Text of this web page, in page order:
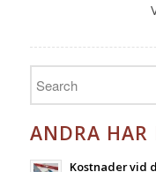
ANDRA HAR
Kostnader vid